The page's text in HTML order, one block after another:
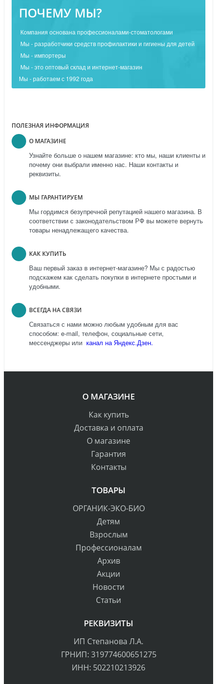
ПОЧЕМУ МЫ?
Компания основана профессионалами-стоматологами
Мы - разработчики средств профилактики и гигиены для детей
Мы - импортеры
Мы - это оптовый склад и интернет-магазин
Мы - работаем с 1992 года
ПОЛЕЗНАЯ ИНФОРМАЦИЯ
О МАГАЗИНЕ
Узнайте больше о нашем магазине: кто мы, наши клиенты и
почему они выбрали именно нас. Наши контакты и
реквизиты.
МЫ ГАРАНТИРУЕМ
Мы гордимся безупречной репутацией нашего магазина. В
соответствии с законодательством РФ вы можете вернуть
товары ненадлежащего качества.
КАК КУПИТЬ
Ваш первый заказ в интернет-магазине? Мы с радостью
подскажем как сделать покупки в интернете простыми и
удобными.
ВСЕГДА НА СВЯЗИ
Связаться с нами можно любым удобным для вас
способом: e-mail, телефон, социальные сети,
мессенджеры или канал на Яндекс.Дзен.
О МАГАЗИНЕ
Как купить
Доставка и оплата
О магазине
Гарантия
Контакты
ТОВАРЫ
ОРГАНИК-ЭКО-БИО
Детям
Взрослым
Профессионалам
Архив
Акции
Новости
Статьи
РЕКВИЗИТЫ
ИП Степанова Л.А.
ГРНИП: 319774600651275
ИНН: 502210213926